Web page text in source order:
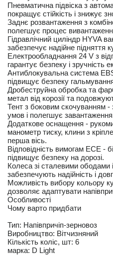
Пневматична підвіска з
покращує стійкість і знижує
Заднє розвантаження з
полегшує процес
Гідравлічний циліндр HYVA
забезпечує надійне підняття
Електрообладнання 24 V з
гарантує безпеку і зручність
Антиблокувальна система
підвищує безпеку
Дробеструйна обробка та
метал від корозії та
Тент з боковим скочуванням -
умов і полегшує
Додаткове оснащення -
манометр тиску, клини з
перша вісь.
Відповідність вимогам ECE -
підвищує безпеку на дорозі.
Колеса зі сталевими
забезпечують надійність і
Можливість вибору кольору
дозволяє адаптувати
Особливості
Чому варто придбати
Тип: Напівпричіп-зерновоз
Виробництво: Вітчизняний
Кількість коліс, шт: 6
марка: D Light